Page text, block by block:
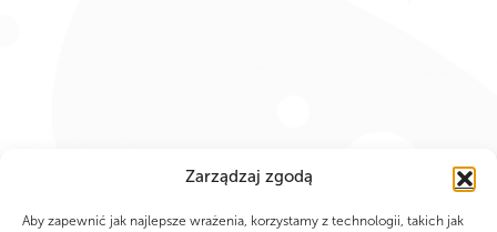
Zarządzaj zgodą
Aby zapewnić jak najlepsze wrażenia, korzystamy z technologii, takich jak